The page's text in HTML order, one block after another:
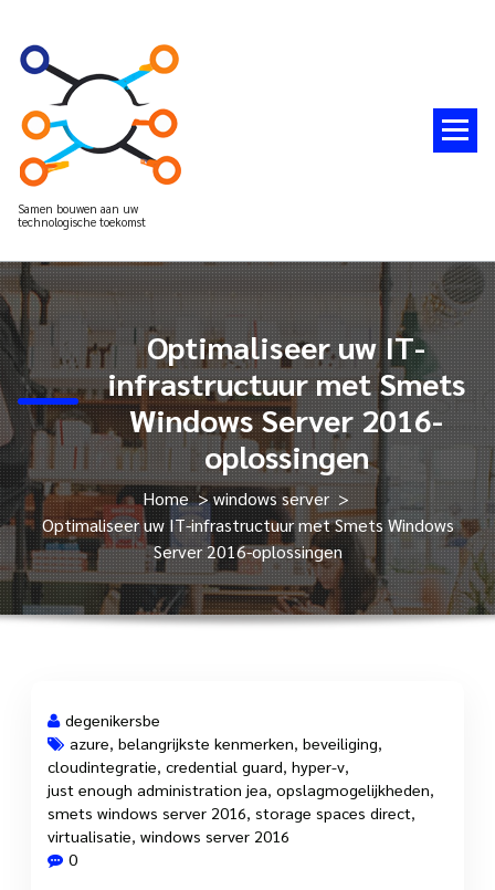
Samen bouwen aan uw
technologische toekomst
Optimaliseer uw IT-
infrastructuur met Smets
Windows Server 2016-
oplossingen
Home>windows server>
Optimaliseer uw IT-infrastructuur met Smets Windows
Server 2016-oplossingen
9 mei, 2025
degenikersbe
azure belangrijkste kenmerken beveiliging
cloudintegratie credential guard hyper-v
just enough administration jea opslagmogelijkheden
smets windows server 2016 storage spaces direct
virtualisatie windows server 2016
0